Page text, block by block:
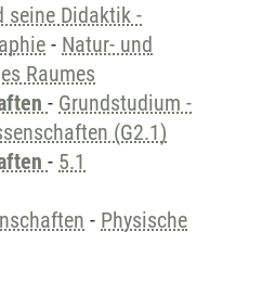
seine Didaktik -
- Natur- und
Raumes
- Grundstudium -
(G2.1)
- 5.1
- Physische